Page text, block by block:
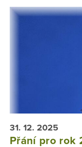
31. 12. 2025
Přání pro rok